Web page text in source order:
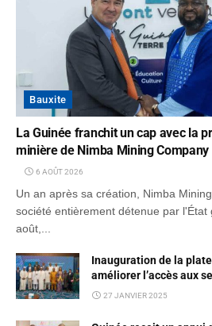
Bauxite
La Guinée franchit un cap avec la
minière de Nimba Mining Company
6 AOÛT 2026
Un an après sa création, Nimba
société entièrement détenue par l'État
août,...
Inauguration de la
améliorer l’accès aux
27 JANVIER 2025